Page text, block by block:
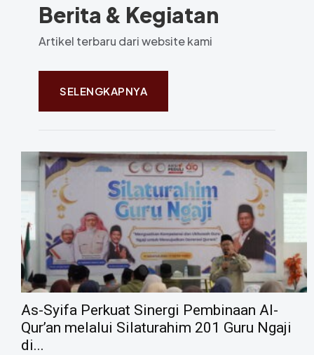
Berita & Kegiatan
Artikel terbaru dari website kami
SELENGKAPNYA
As-Syifa Perkuat Sinergi Pembinaan Al-
Qur’an melalui Silaturahim 201 Guru Ngaji
di...